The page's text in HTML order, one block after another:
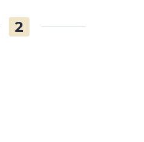
2